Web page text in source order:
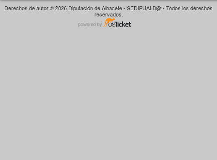
Derechos de autor © 2026 Diputación de Albacete - SEDIPUALB@ - Todos los derechos
reservados.